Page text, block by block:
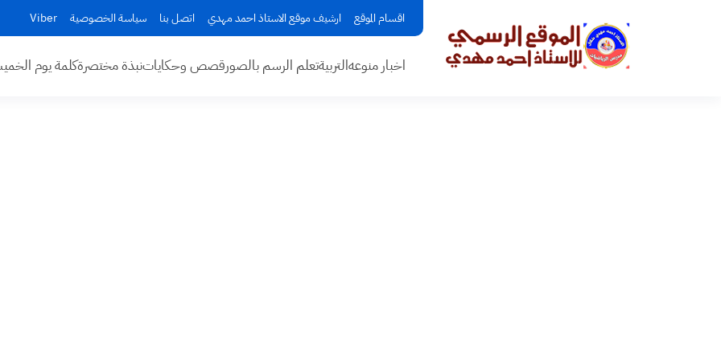
اقسام الموقع ارشيف موقع الاستاذ احمد مهدي اتصل بنا سياسة الخصوصية Viber
اخبار منوعهالتربيةتعلم الرسم بالصورقصص وحكاياتنبذة مختصرةكلمة يوم